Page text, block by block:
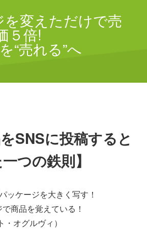
変えただけで売
５倍!
“売れる”へ
をSNSに投稿すると
つの鉄則】
ッケージを大きく写す！
商品を覚えている！
オグルヴィ）